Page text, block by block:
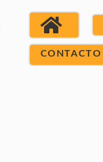
CONTACTO